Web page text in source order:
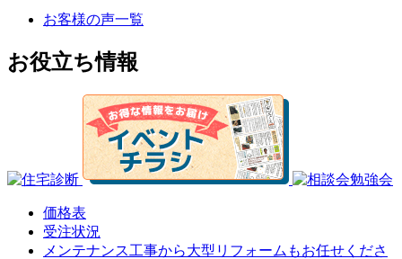
お客様の声一覧
お役立ち情報
価格表
受注状況
メンテナンス工事から大型リフォームもお任せくださ